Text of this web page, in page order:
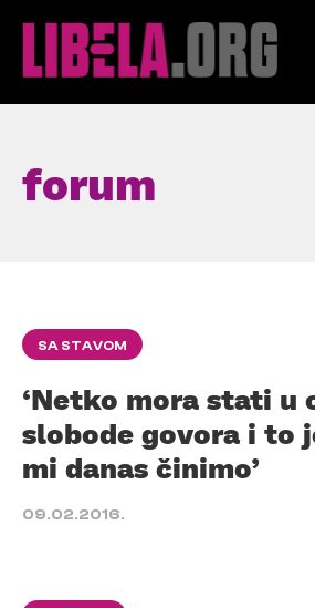
forum
SA STAVOM
‘Netko mora stati u
slobode govora i to
mi danas činimo’
09.02.2016.